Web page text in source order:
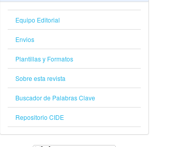
Equipo Editorial
Envios
Plantillas y Formatos
Sobre esta revista
Buscador de Palabras Clave
Repositorio CIDE